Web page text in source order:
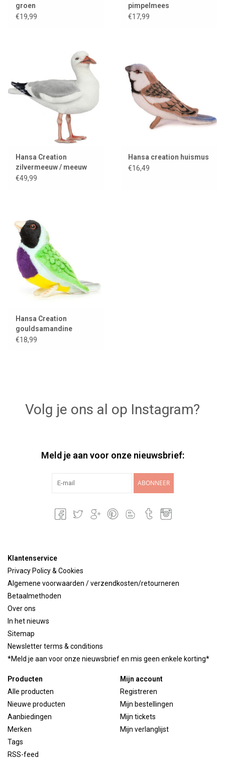
groen
€19,99
pimpelmees
€17,99
Hansa Creation
zilvermeeuw / meeuw
€49,99
Hansa creation huismus
€16,49
Hansa Creation
gouldsamandine
€18,99
Volg je ons al op Instagram?
Meld je aan voor onze nieuwsbrief:
ABONNEER
Klantenservice
Privacy Policy & Cookies
Algemene voorwaarden / verzendkosten/retourneren
Betaalmethoden
Over ons
In het nieuws
Sitemap
Newsletter terms & conditions
*Meld je aan voor onze nieuwsbrief en mis geen enkele korting*
Producten
Alle producten
Nieuwe producten
Aanbiedingen
Merken
Tags
RSS-feed
Mijn account
Registreren
Mijn bestellingen
Mijn tickets
Mijn verlanglijst